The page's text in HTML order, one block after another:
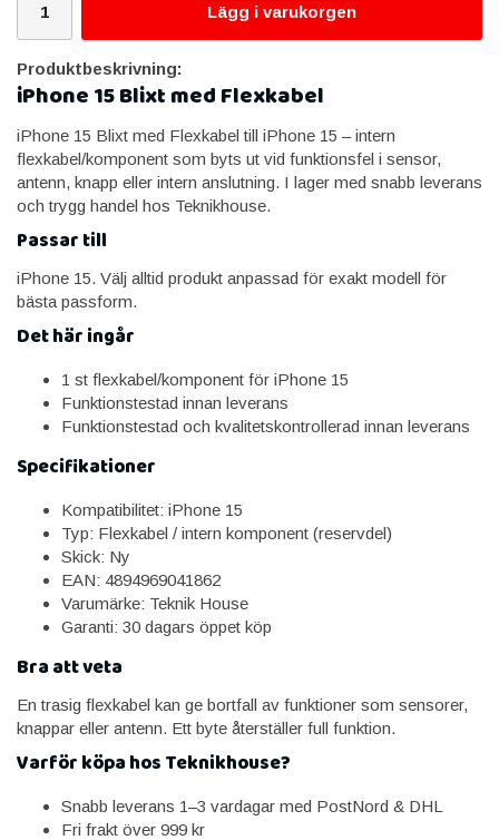
Lägg i varukorgen
Produktbeskrivning:
iPhone 15 Blixt med Flexkabel
iPhone 15 Blixt med Flexkabel till iPhone 15 – intern
flexkabel/komponent som byts ut vid funktionsfel i sensor,
antenn, knapp eller intern anslutning. I lager med snabb leverans
och trygg handel hos Teknikhouse.
Passar till
iPhone 15. Välj alltid produkt anpassad för exakt modell för
bästa passform.
Det här ingår
1 st flexkabel/komponent för iPhone 15
Funktionstestad innan leverans
Funktionstestad och kvalitetskontrollerad innan leverans
Specifikationer
Kompatibilitet: iPhone 15
Typ: Flexkabel / intern komponent (reservdel)
Skick: Ny
EAN: 4894969041862
Varumärke: Teknik House
Garanti: 30 dagars öppet köp
Bra att veta
En trasig flexkabel kan ge bortfall av funktioner som sensorer,
knappar eller antenn. Ett byte återställer full funktion.
Varför köpa hos Teknikhouse?
Snabb leverans 1–3 vardagar med PostNord & DHL
Fri frakt över 999 kr